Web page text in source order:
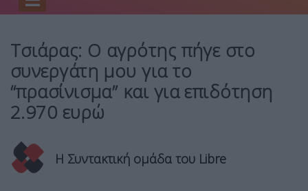
Τσιάρας: Ο αγρότης πήγε στο
συνεργάτη μου για το
“πρασίνισμα” και για επιδότηση
2.970 ευρώ
Η Συντακτική ομάδα του Libre